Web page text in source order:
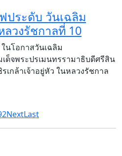
ประดับ วันเฉลิม
วงรัชกาลที่ 10
นโอกาสวันเฉลิม
ด็จพระปรเมนทรรามาธิบดีศรีสิน
กล้าเจ้าอยู่หัว ในหลวงรัชกาล
NextLast